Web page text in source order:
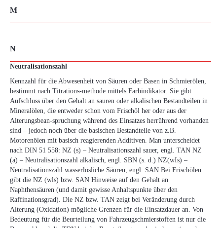
M
N
Neutralisationszahl
Kennzahl für die Abwesenheit von Säuren oder Basen in Schmierölen,
bestimmt nach Titrations-methode mittels Farbindikator. Sie gibt
Aufschluss über den Gehalt an sauren oder alkalischen Bestandteilen in
Mineralölen, die entweder schon vom Frischöl her oder aus der
Alterungsbean-spruchung während des Einsatzes herrührend vorhanden
sind – jedoch noch über die basischen Bestandteile von z.B.
Motorenölen mit basisch reagierenden Additiven. Man unterscheidet
nach DIN 51 558: NZ (s) – Neutralisationszahl sauer, engl. TAN NZ
(a) – Neutralisationszahl alkalisch, engl. SBN (s. d.) NZ(wIs) –
Neutralisationszahl wasserlösliche Säuren, engl. SAN Bei Frischölen
gibt die NZ (wls) bzw. SAN Hinweise auf den Gehalt an
Naphthensäuren (und damit gewisse Anhaltspunkte über den
Raffinationsgrad). Die NZ bzw. TAN zeigt bei Veränderung durch
Alterung (Oxidation) mögliche Grenzen für die Einsatzdauer an. Von
Bedeutung für die Beurteilung von Fahrzeugschmierstoffen ist nur die